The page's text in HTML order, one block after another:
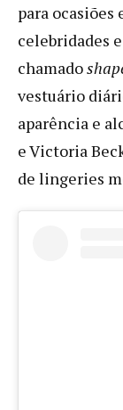
para ocasiões
celebridades
chamado
vestuário
aparência e
e Victoria
de lingeries